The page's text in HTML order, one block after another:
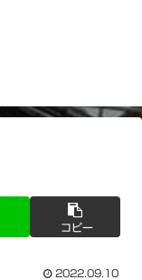
コピー
2022.09.10